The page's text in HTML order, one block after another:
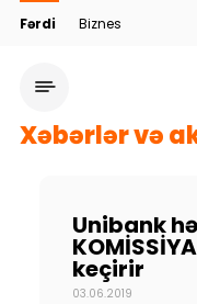
Fərdi Biznes
Xəbərlər və
Unibank
keçirir
03.06.2019